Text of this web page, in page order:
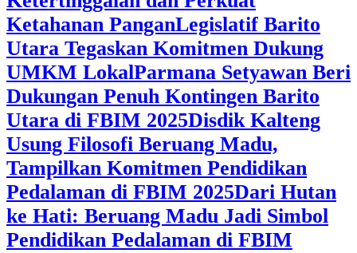
Ketahanan PanganLegislatif Barito
Utara Tegaskan Komitmen Dukung
UMKM LokalParmana Setyawan Beri
Dukungan Penuh Kontingen Barito
Utara di FBIM 2025Disdik Kalteng
Usung Filosofi Beruang Madu,
Tampilkan Komitmen Pendidikan
Pedalaman di FBIM 2025‎Dari Hutan
ke Hati: Beruang Madu Jadi Simbol
Pendidikan Pedalaman di FBIM